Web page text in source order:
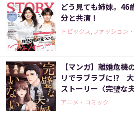
どう見ても姉妹。46
分と共演！
トピックス,ファッション
【マンガ】離婚危機
リでラブラブに⁉ 大
ストーリー〈完璧な
アニメ・コミック